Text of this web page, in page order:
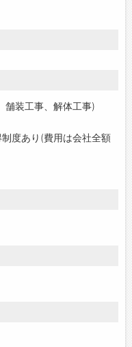
舗装工事、解体工事)
度あり(費用は会社全額